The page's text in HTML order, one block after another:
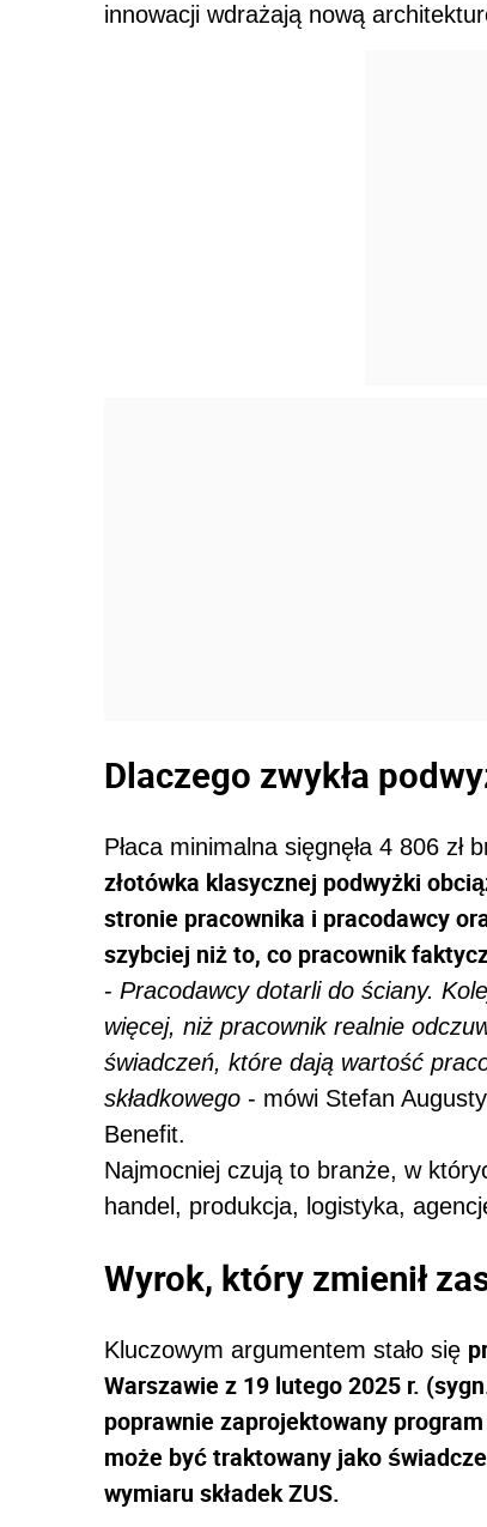
innowacji wdrażają nową
Dlaczego zwykła
Płaca minimalna sięgnęła 4 806 zł
złotówka klasycznej podwyżki
stronie pracownika i pracodawcy
szybciej niż to, co pracownik
- Pracodawcy dotarli do ściany.
więcej, niż pracownik realnie
świadczeń, które dają wartość
składkowego - mówi Stefan
Benefit.
Najmocniej czują to branże, w
handel, produkcja, logistyka,
Wyrok, który zmienił
Kluczowym argumentem stało się
Warszawie z 19 lutego 2025 r.
poprawnie zaprojektowany
może być traktowany jako
wymiaru składek ZUS.